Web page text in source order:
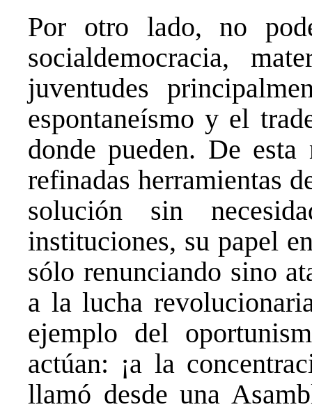
Por otro lado, no
socialdemocracia,
juventudes
espontaneísmo y el
donde pueden. De
refinadas herramientas
solución sin
instituciones, su papel
sólo renunciando sino
a la lucha
ejemplo del
actúan: ¡a la
llamó desde una